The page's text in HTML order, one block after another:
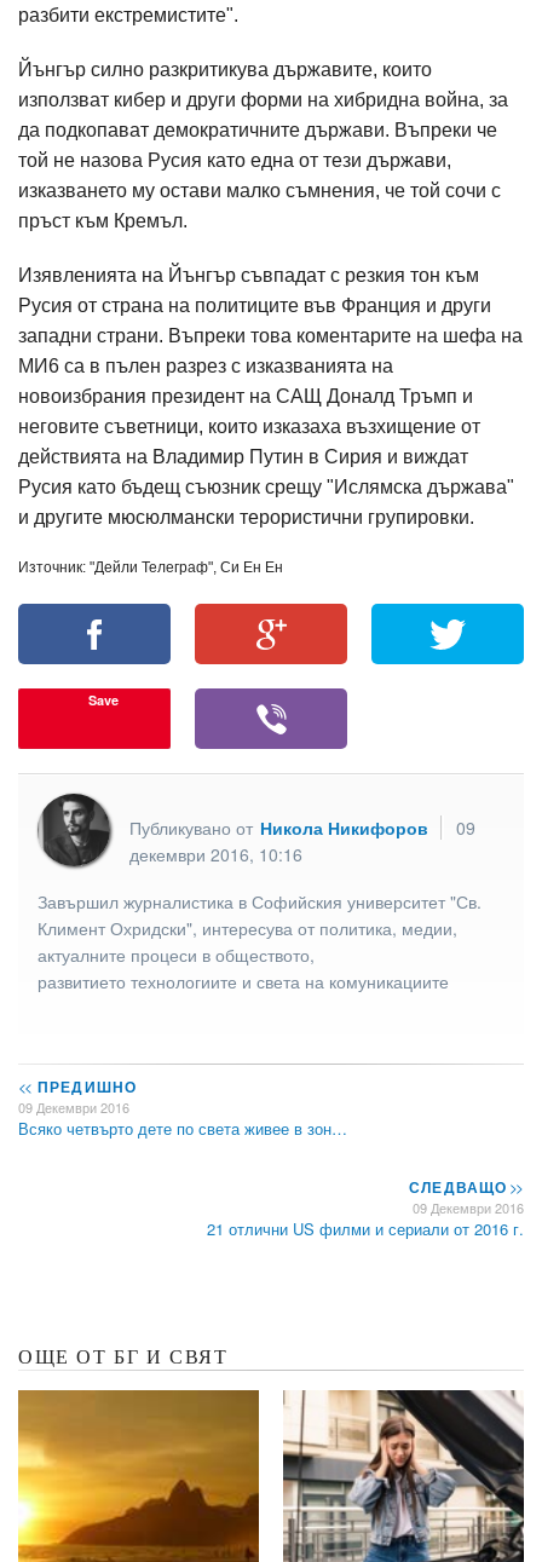
разбити екстремистите".
Йънгър силно разкритикува държавите, които
използват кибер и други форми на хибридна война, за
да подкопават демократичните държави. Въпреки че
той не назова Русия като една от тези държави,
изказването му остави малко съмнения, че той сочи с
пръст към Кремъл.
Изявленията на Йънгър съвпадат с резкия тон към
Русия от страна на политиците във Франция и други
западни страни. Въпреки това коментарите на шефа на
МИ6 са в пълен разрез с изказванията на
новоизбрания президент на САЩ Доналд Тръмп и
неговите съветници, които изказаха възхищение от
действията на Владимир Путин в Сирия и виждат
Русия като бъдещ съюзник срещу "Ислямска държава"
и другите мюсюлмански терористични групировки.
Източник: "Дейли Телеграф", Си Ен Ен
Save
Публикувано от Никола Никифоров
09
декември 2016, 10:16
Завършил журналистика в Софийския университет "Св.
Климент Охридски", интересува от политика, медии,
актуалните процеси в обществото,
развитието технологиите и света на комуникациите
<< ПРЕДИШНО
09 Декември 2016
Всяко четвърто дете по света живее в зон…
СЛЕДВАЩО>>
09 Декември 2016
21 отлични US филми и сериали от 2016 г.
ОЩЕ ОТ БГ И СВЯТ